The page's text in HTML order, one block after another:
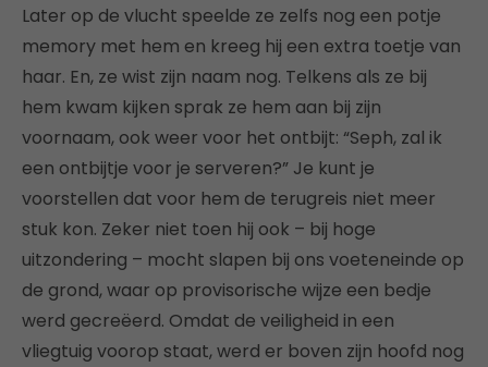
Later op de vlucht speelde ze zelfs nog een potje
memory met hem en kreeg hij een extra toetje van
haar. En, ze wist zijn naam nog. Telkens als ze bij
hem kwam kijken sprak ze hem aan bij zijn
voornaam, ook weer voor het ontbijt: “Seph, zal ik
een ontbijtje voor je serveren?” Je kunt je
voorstellen dat voor hem de terugreis niet meer
stuk kon. Zeker niet toen hij ook – bij hoge
uitzondering – mocht slapen bij ons voeteneinde op
de grond, waar op provisorische wijze een bedje
werd gecreëerd. Omdat de veiligheid in een
vliegtuig voorop staat, werd er boven zijn hoofd nog